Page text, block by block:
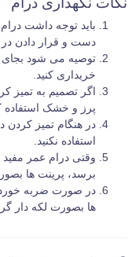
باید توجه داشت
دست و قرار دادن در
توصیه می شود بجای
خریداری کنید.
اگر تصمیم به تمیز
پرز و خشک استفاده
در هنگام تمیز کردن
استفاده نکنید.
وقتی درام عمر
برسد، پرینت ها
در صورت ضربه
ها بصورت لکه دار